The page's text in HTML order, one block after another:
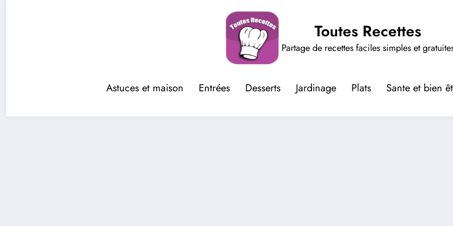
Toutes Recettes
Partage de recettes faciles simples et
Astuces et maison Entrées Desserts Jardinage Plats Sante et bien